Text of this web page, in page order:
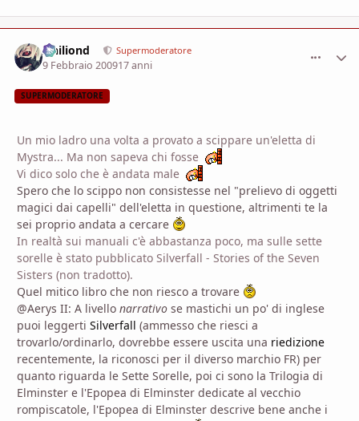
Ithiliond Supermoderatore
9 Febbraio 200917 anni
SUPERMODERATORE
Un mio ladro una volta a provato a scippare un'eletta di
Mystra... Ma non sapeva chi fosse
Vi dico solo che è andata male
Spero che lo scippo non consistesse nel "prelievo di oggetti
magici dai capelli" dell'eletta in questione, altrimenti te la
sei proprio andata a cercare
In realtà sui manuali c'è abbastanza poco, ma sulle sette
sorelle è stato pubblicato Silverfall - Stories of the Seven
Sisters (non tradotto).
Quel mitico libro che non riesco a trovare
@Aerys II: A livello narrativo se mastichi un po' di inglese
puoi leggerti Silverfall (ammesso che riesci a
trovarlo/ordinarlo, dovrebbe essere uscita una riedizione
recentemente, la riconosci per il diverso marchio FR) per
quanto riguarda le Sette Sorelle, poi ci sono la Trilogia di
Elminster e l'Epopea di Elminster dedicate al vecchio
rompiscatole, l'Epopea di Elminster descrive bene anche i